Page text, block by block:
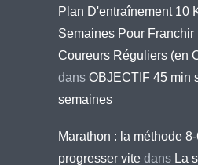
Plan D'entraînement 10
Semaines Pour Franchir
Coureurs Réguliers (en
dans OBJECTIF 45 min
semaines
Marathon : la méthode
progresser vite dans La